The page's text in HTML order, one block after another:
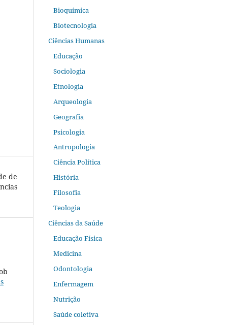
de
Bioquímica
Biotecnologia
Ciências Humanas
Educação
Sociologia
Etnologia
Arqueologia
Geografia
Psicologia
Antropologia
Ciência Política
História
Filosofia
Teologia
Ciências da Saúde
Educação Física
Medicina
Odontologia
Enfermagem
Nutrição
Saúde coletiva